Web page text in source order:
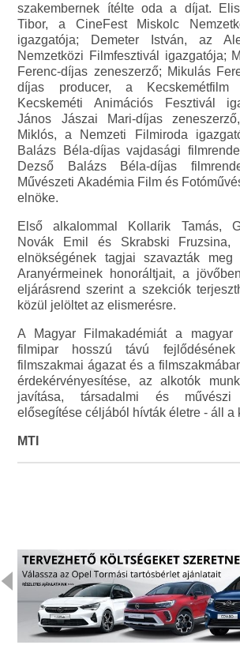
szakembernek ítélte oda a díjat.
Tibor, a CineFest Miskolc
igazgatója; Demeter István, az
Nemzetközi Filmfesztivál igazgatója;
Ferenc-díjas zeneszerző; Mikulás
díjas producer, a Kecskemétfilm
Kecskeméti Animációs Fesztivál
János Jászai Mari-díjas
Miklós, a Nemzeti Filmiroda
Balázs Béla-díjas vajdasági
Dezső Balázs Béla-díjas
Művészeti Akadémia Film és
elnöke.
Első alkalommal Kollarik Tamás,
Novák Emil és Skrabski Fruzsina,
elnökségének tagjai szavazták meg
Aranyérmeinek honoráltjait, a
eljárásrend szerint a szekciók
közül jelöltet az elismerésre.
A Magyar Filmakadémiát a magyar
filmipar hosszú távú
filmszakmai ágazat és a
érdekérvényesítése, az alkotók
javítása, társadalmi és művészi
elősegítése céljából hívták életre - áll a
MTI